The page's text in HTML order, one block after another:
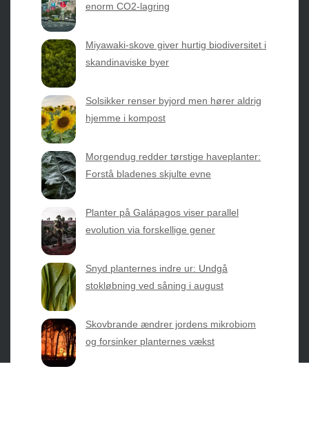
enorm CO2-lagring
Miyawaki-skove giver hurtig biodiversitet i
skandinaviske byer
Solsikker renser byjord men hører aldrig
hjemme i kompost
Morgendug redder tørstige haveplanter:
Forstå bladenes skjulte evne
Planter på Galápagos viser parallel
evolution via forskellige gener
Snyd planternes indre ur: Undgå
stokløbning ved såning i august
Skovbrande ændrer jordens mikrobiom
og forsinker planternes vækst
Sæsonvis
- Din foretrukne kilde til alt inden for
havearbejde og botanik. Få jordnære råd, spændende
nyheder fra botanikkens verden og nemme genveje til
sæsonens grønne glæder.
2026 © Web Atelier ApS
Privatlivspolitik & Cookies
Kontakt Os
Om os